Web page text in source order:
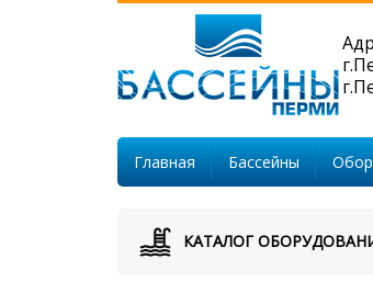
Главная Бассейны
КАТАЛОГ